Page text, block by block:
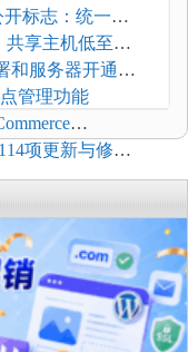
开标志：统一支
共享主机低至
和服务器开通更
管理功能
台体验并扩展电
项更新与修